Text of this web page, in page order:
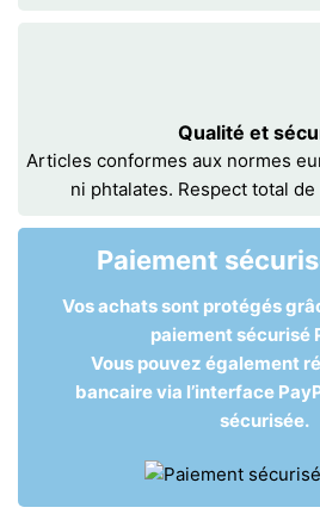
Qualité et
Articles conformes aux normes
ni phtalates. Respect total
Paiement
Vos achats sont protégés
paiement sécurisé
Vous pouvez également
bancaire via l’interface
sécurisée.